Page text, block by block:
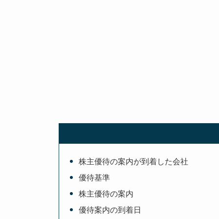
株主優待の案内が到着した会社
優待基準
株主優待の案内
優待案内の到着日